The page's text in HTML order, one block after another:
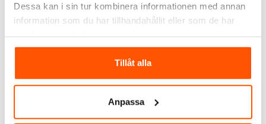
Dessa kan i sin tur kombinera informationen med annan
information som du har tillhandahållit eller som de har
Tillåt alla
Anpassa
ANDRA KUNDER KÖPTE ÄVEN